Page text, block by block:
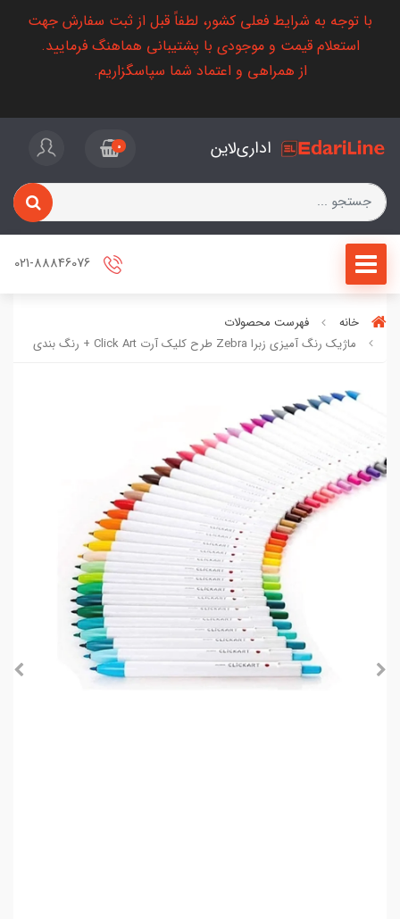
با توجه به شرایط فعلی کشور، لطفاً قبل از ثبت سفارش جهت
استعلام قیمت و موجودی با پشتیبانی هماهنگ فرمایید.
از همراهی و اعتماد شما سپاسگزاریم.
اداری‌لاین 0
خانه
فهرست محصولات
ماژیک رنگ آمیزی زبرا Zebra طرح کلیک آرت Click Art + رنگ بندی